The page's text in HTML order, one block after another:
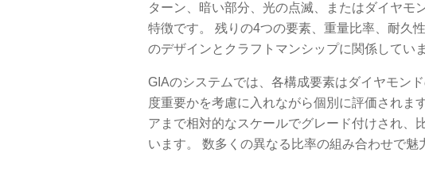
ターン、暗い部分、光の点滅、またはダイヤモ
特徴です。 残りの4つの要素、重量比率、耐久
のデザインとクラフトマンシップに関係していま
GIAのシステムでは、各構成要素はダイヤモン
度重要かを考慮に入れながら個別に評価されま
アまで相対的なスケールでグレード付けされ、
います。 数多くの異なる比率の組み合わせで魅